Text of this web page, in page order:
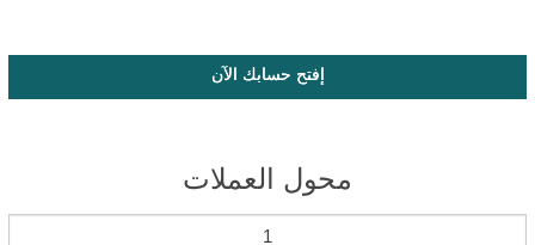
إفتح حسابك الآن
محول العملات